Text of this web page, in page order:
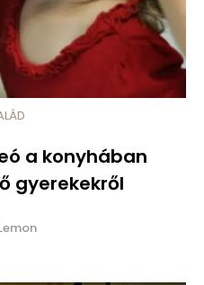
a konyhában
gyerekekről